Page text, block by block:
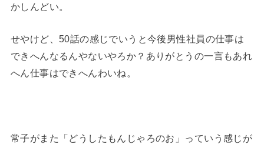
かしんどい。
せやけど、50話の感じでいうと今後男性社員の仕事は
できへんなるんやないやろか？ありがとうの一言もあれ
へん仕事はできへんわいね。
常子がまた「どうしたもんじゃろのお」っていう感じが